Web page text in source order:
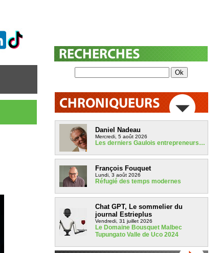
Daniel Nadeau
Mercredi, 5 août 2026
Les derniers Gaulois entrepreneurs…
François Fouquet
Lundi, 3 août 2026
Réfugié des temps modernes
Chat GPT, Le sommelier du
journal Estrieplus
Vendredi, 31 juillet 2026
Le Domaine Bousquet Malbec
Tupungato Valle de Uco 2024